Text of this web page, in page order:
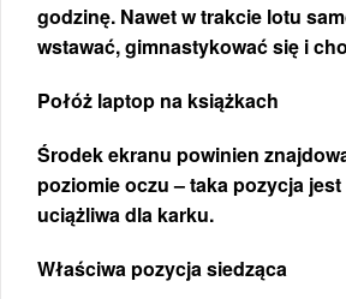
godzinę. Nawet w trakcie lotu
wstawać, gimnastykować się i
Połóż laptop na książkach
Środek ekranu powinien
poziomie oczu – taka pozycja
uciążliwa dla karku.
Właściwa pozycja siedząca